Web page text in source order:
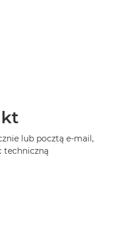
lub pocztą e-mail,
techniczną